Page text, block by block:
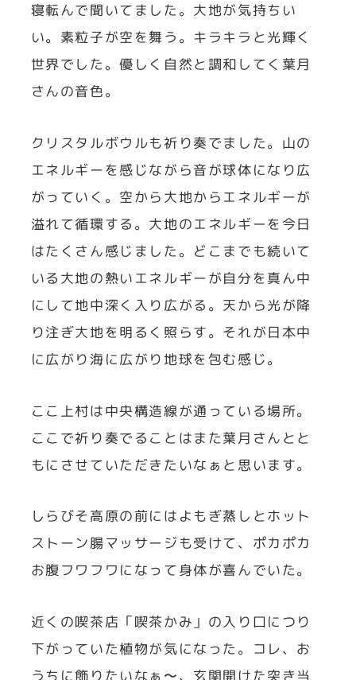
寝転んで聞いてました。大地が気持ちい
い。素粒子が空を舞う。キラキラと光輝く
世界でした。優しく自然と調和してく葉月
さんの音色。
クリスタルボウルも祈り奏でました。山の
エネルギーを感じながら音が球体になり広
がっていく。空から大地からエネルギーが
溢れて循環する。大地のエネルギーを今日
はたくさん感じました。どこまでも続いて
いる大地の熱いエネルギーが自分を真ん中
にして地中深く入り広がる。天から光が降
り注ぎ大地を明るく照らす。それが日本中
に広がり海に広がり地球を包む感じ。
ここ上村は中央構造線が通っている場所。
ここで祈り奏でることはまた葉月さんとと
もにさせていただきたいなぁと思います。
しらびそ高原の前にはよもぎ蒸しとホット
ストーン腸マッサージも受けて、ポカポカ
お腹フワフワになって身体が喜んでいた。
近くの喫茶店「喫茶かみ」の入り口につり
下がっていた植物が気になった。コレ、お
うちに飾りたいなぁ〜、玄関開けた突き当